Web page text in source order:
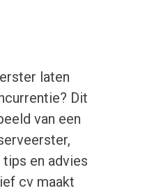
laten
Dit
van een
en advies
cv maakt